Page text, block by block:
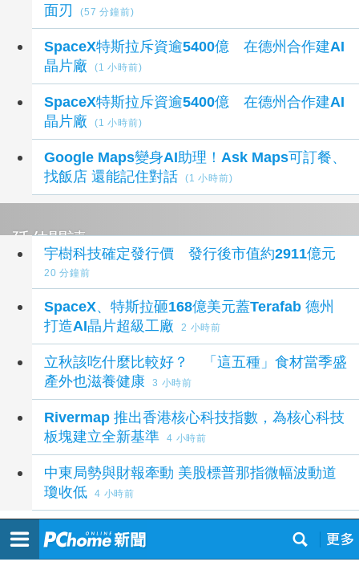
面刃
(57 分鐘前)
SpaceX特斯拉斥資逾5400億 在德州合作建AI
晶片廠
(1 小時前)
SpaceX特斯拉斥資逾5400億 在德州合作建AI
晶片廠
(1 小時前)
Google Maps變身AI助理！Ask Maps可訂餐、
找飯店 還能記住對話
(1 小時前)
延伸閱讀
宇樹科技確定發行價 發行後市值約2911億元
20 分鐘前
SpaceX、特斯拉砸168億美元蓋Terafab 德州
打造AI晶片超級工廠
2 小時前
立秋該吃什麼比較好？ 「這五種」食材當季盛
產外也滋養健康
3 小時前
Rivermap 推出香港核心科技指數，為核心科技
板塊建立全新基準
4 小時前
中東局勢與財報牽動 美股標普那指微幅波動道
瓊收低
4 小時前